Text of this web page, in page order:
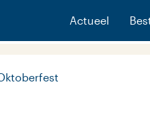
Actueel